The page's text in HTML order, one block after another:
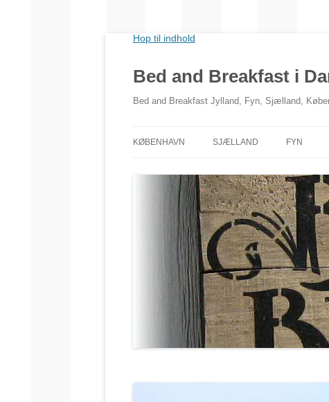
Hop til indhold
Bed and Breakfast i
Bed and Breakfast Jylland, Fyn, Sjælland,
KØBENHAVN SJÆLLAND
VESTSJÆLLAND
SYDSJÆLLAND
FYN